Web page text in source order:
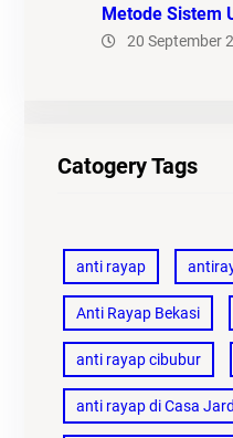
Metode Sistem
20 September
Catogery Tags
anti rayap
Anti Rayap Bekasi
anti rayap cibubur
anti rayap di Casa